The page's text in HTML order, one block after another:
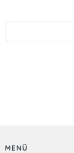
MENÜ